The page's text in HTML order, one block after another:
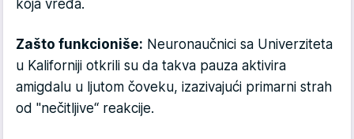
koja vređa.
Zašto funkcioniše: Neuronaučnici sa Univerziteta
u Kaliforniji otkrili su da takva pauza aktivira
amigdalu u ljutom čoveku, izazivajući primarni strah
od "nečitljive“ reakcije.